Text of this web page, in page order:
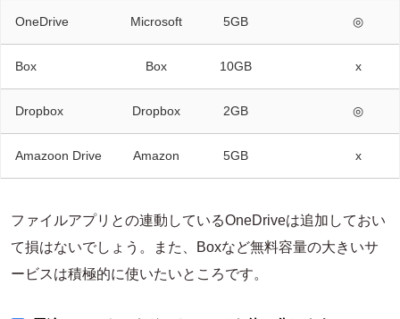
OneDrive Microsoft 5GB ◎
Box Box 10GB x
Dropbox Dropbox 2GB ◎
Amazoon Drive Amazon 5GB x
ファイルアプリとの連動しているOneDriveは追加しておい
て損はないでしょう。また、Boxなど無料容量の大きいサ
ービスは積極的に使いたいところです。